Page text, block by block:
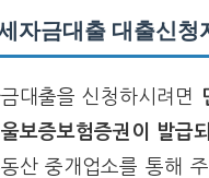
자금대출 대출신청
대출을 신청하시려면
보증보험증권이 발급
산 중개업소를 통해 주